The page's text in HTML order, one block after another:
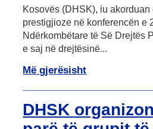
Kosovës (DHSK), iu akorduan
prestigjioze në konferencën e
Ndërkombëtare të Së Drejtës
e saj në drejtësinë...
Më gjerësisht
DHSK